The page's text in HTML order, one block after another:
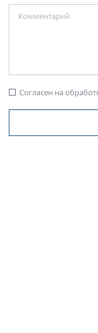
check_box_outline_blank Согласен на